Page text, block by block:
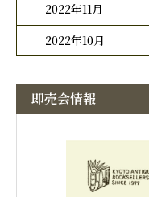
2022年11月
2022年10月
即売会情報